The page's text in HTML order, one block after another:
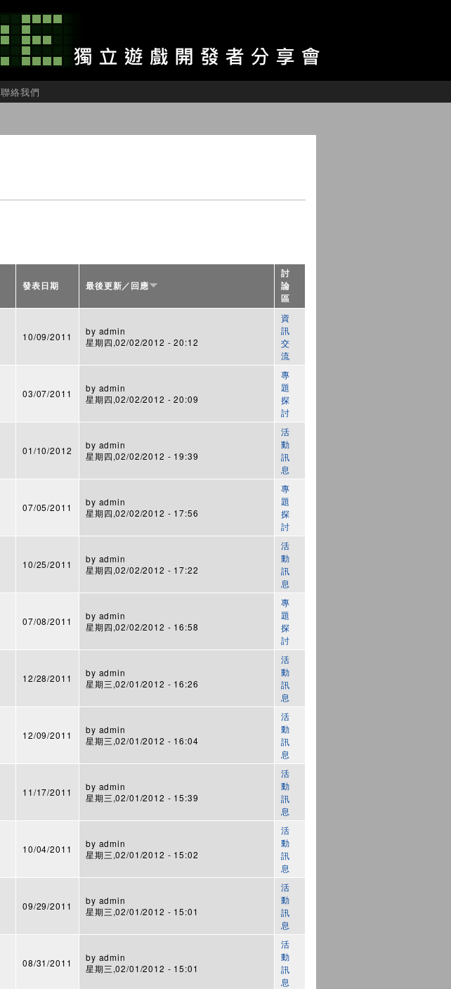
聯絡我們
發表日期 最後更新／回應
討
論
區
10/09/2011 by admin
星期四,02/02/2012 - 20:12
資
訊
交
流
03/07/2011 by admin
星期四,02/02/2012 - 20:09
專
題
探
討
01/10/2012 by admin
星期四,02/02/2012 - 19:39
活
動
訊
息
07/05/2011 by admin
星期四,02/02/2012 - 17:56
專
題
探
討
10/25/2011 by admin
星期四,02/02/2012 - 17:22
活
動
訊
息
07/08/2011 by admin
星期四,02/02/2012 - 16:58
專
題
探
討
12/28/2011 by admin
星期三,02/01/2012 - 16:26
活
動
訊
息
12/09/2011 by admin
星期三,02/01/2012 - 16:04
活
動
訊
息
11/17/2011 by admin
星期三,02/01/2012 - 15:39
活
動
訊
息
10/04/2011 by admin
星期三,02/01/2012 - 15:02
活
動
訊
息
09/29/2011 by admin
星期三,02/01/2012 - 15:01
活
動
訊
息
08/31/2011 by admin
星期三,02/01/2012 - 15:01
活
動
訊
息